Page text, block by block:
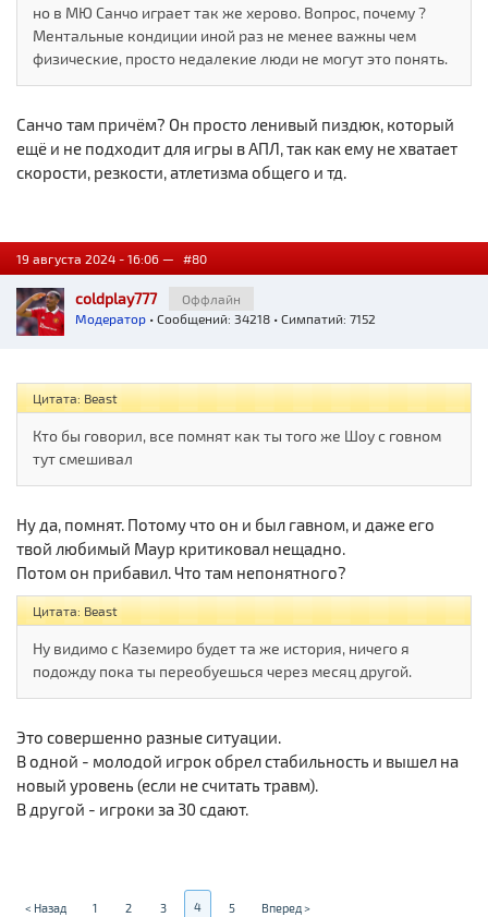
но в МЮ Санчо играет так же херово. Вопрос, почему ?
Ментальные кондиции иной раз не менее важны чем
физические, просто недалекие люди не могут это понять.
Санчо там причём? Он просто ленивый пиздюк, который
ещё и не подходит для игры в АПЛ, так как ему не хватает
скорости, резкости, атлетизма общего и тд.
19 августа 2024 - 16:06 — #80
coldplay777
Оффлайн
Модератор • Сообщений: 34218 • Симпатий: 7152
Цитата: Beast
Кто бы говорил, все помнят как ты того же Шоу с говном
тут смешивал
Ну да, помнят. Потому что он и был гавном, и даже его
твой любимый Маур критиковал нещадно.
Потом он прибавил. Что там непонятного?
Цитата: Beast
Ну видимо с Каземиро будет та же история, ничего я
подожду пока ты переобуешься через месяц другой.
Это совершенно разные ситуации.
В одной - молодой игрок обрел стабильность и вышел на
новый уровень (если не считать травм).
В другой - игроки за 30 сдают.
< Назад 1 2 3 4 5 Вперед >